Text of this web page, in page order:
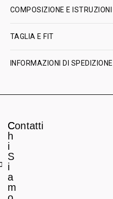
COMPOSIZIONE E ISTRUZIONI
TAGLIA E FIT
INFORMAZIONI DI SPEDIZIONE
C
h
i
S
i
a
m
Contatti